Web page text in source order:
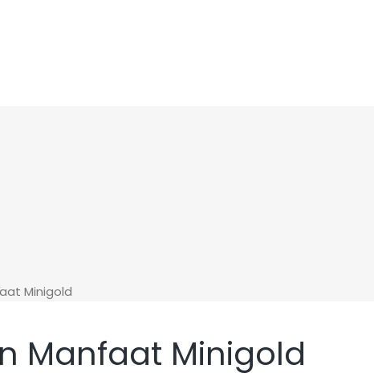
Minigold
Manfaat Minigold